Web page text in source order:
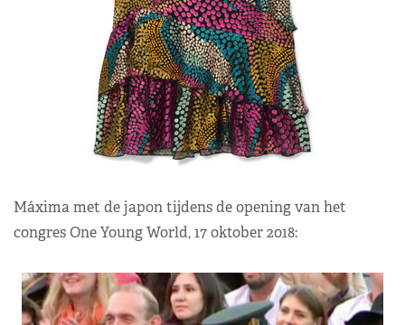
Máxima met de japon tijdens de opening van het
congres One Young World, 17 oktober 2018: